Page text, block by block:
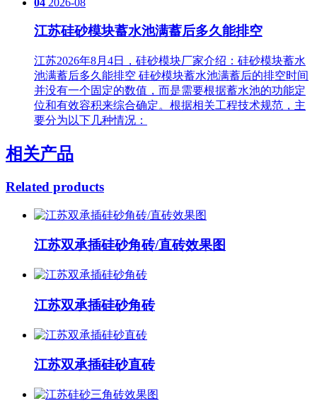
江苏硅砂模块蓄水池满蓄后多久能排空
江苏2026年8月4日，硅砂模块厂家介绍：硅砂模块蓄水
池满蓄后多久能排空 硅砂模块蓄水池满蓄后的排空时间
并没有一个固定的数值，而是需要根据蓄水池的功能定
位和有效容积来综合确定。根据相关工程技术规范，主
要分为以下几种情况：
相关产品
Related products
江苏双承插硅砂角砖/直砖效果图
江苏双承插硅砂角砖
江苏双承插硅砂直砖